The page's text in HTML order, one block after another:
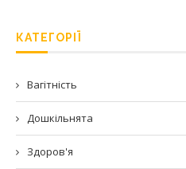
КАТЕГОРІЇ
Вагітність
Дошкільнята
Здоров'я